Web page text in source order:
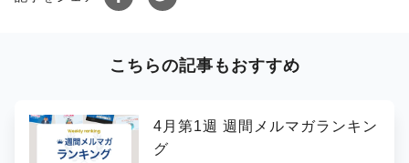
こちらの記事もおすすめ
4月第1週 週間メルマガランキン
グ